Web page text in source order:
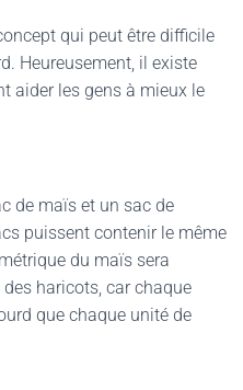
qui peut être difficile
Heureusement, il existe
aider les gens à mieux le
de maïs et un sac de
puissent contenir le même
du maïs sera
haricots, car chaque
que chaque unité de